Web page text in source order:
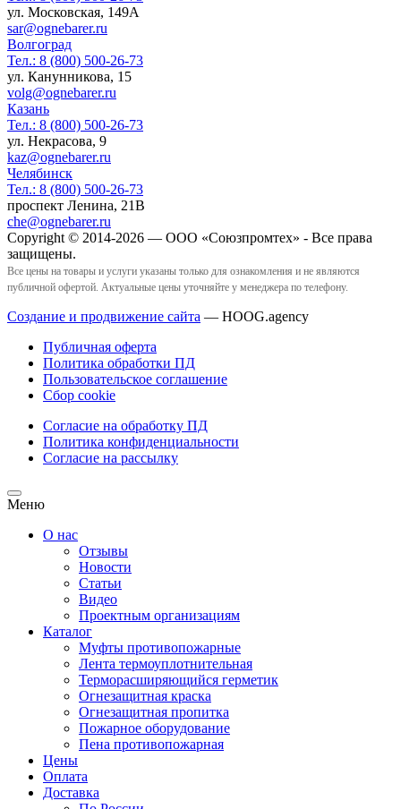
ул. Московская, 149А
sar@ognebarer.ru
Волгоград
Тел.: 8 (800) 500-26-73
ул. Канунникова, 15
volg@ognebarer.ru
Казань
Тел.: 8 (800) 500-26-73
ул. Некрасова, 9
kaz@ognebarer.ru
Челябинск
Тел.: 8 (800) 500-26-73
проспект Ленина, 21В
che@ognebarer.ru
Copyright © 2014-2026 — ООО «Союзпромтех» - Все права
защищены.
Все цены на товары и услуги указаны только для ознакомления и не являются
публичной офертой. Актуальные цены уточняйте у менеджера по телефону.
Создание и продвижение сайта — HOOG.agency
Публичная оферта
Политика обработки ПД
Пользовательское соглашение
Сбор cookie
Согласие на обработку ПД
Политика конфиденциальности
Согласие на рассылку
Меню
О нас
Отзывы
Новости
Статьи
Видео
Проектным организациям
Каталог
Муфты противопожарные
Лента термоуплотнительная
Терморасширяющийся герметик
Огнезащитная краска
Огнезащитная пропитка
Пожарное оборудование
Пена противопожарная
Цены
Оплата
Доставка